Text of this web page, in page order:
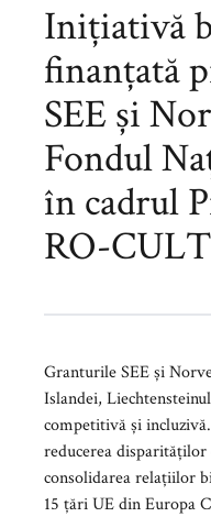
Inițiativă
finanțată
SEE și
Fondul
în cadrul
RO-
Granturile SEE și
Islandei,
competitivă și
reducerea disparităților
consolidarea relațiilor
15 țări UE din Europa